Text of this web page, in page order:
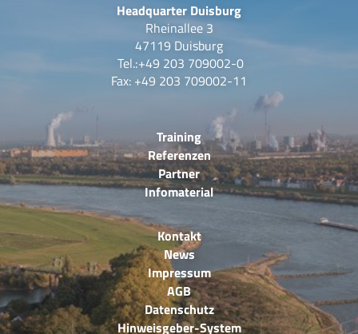
Headquarter Duisburg
Rheinallee 3
47119 Duisburg
Tel.:+49 203 709002-0
Fax: +49 203 709002-11
Training
Referenzen
Partner
Infomaterial
Kontakt
News
Impressum
AGB
Datenschutz
Hinweisgeber-System